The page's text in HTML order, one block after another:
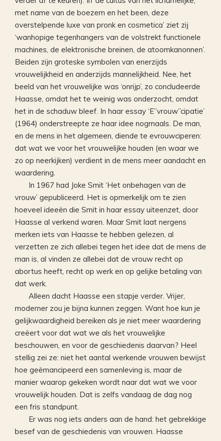
met name van de boezem en het been, deze
overstelpende luxe van pronk en cosmetica’ ziet zij
‘wanhopige tegenhangers van de volstrekt functionele
machines, de elektronische breinen, de atoomkanonnen’.
Beiden zijn groteske symbolen van enerzijds
vrouwelijkheid en anderzijds mannelijkheid. Nee, het
beeld van het vrouwelijke was ‘onrijp’, zo concludeerde
Haasse, omdat het te weinig was onderzocht, omdat
het in de schaduw bleef. In haar essay ‘E”vrouw”cipatie’
(1964) onderstreepte ze haar idee nogmaals. De man,
en de mens in het algemeen, diende te evrouwciperen:
dat wat we voor het vrouwelijke houden (en waar we
zo op neerkijken) verdient in de mens meer aandacht en
waardering.
In 1967 had Joke Smit ‘Het onbehagen van de
vrouw’ gepubliceerd. Het is opmerkelijk om te zien
hoeveel ideeën die Smit in haar essay uiteenzet, door
Haasse al verkend waren. Maar Smit laat nergens
merken iets van Haasse te hebben gelezen, al
verzetten ze zich allebei tegen het idee dat de mens de
man is, al vinden ze allebei dat de vrouw recht op
abortus heeft, recht op werk en op gelijke betaling van
dat werk.
Alleen dacht Haasse een stapje verder. Vrijer,
moderner zou je bijna kunnen zeggen. Want hoe kun je
gelijkwaardigheid bereiken als je niet meer waardering
creëert voor dat wat we als het vrouwelijke
beschouwen, en voor de geschiedenis daarvan? Heel
stellig zei ze: niet het aantal werkende vrouwen bewijst
hoe geëmancipeerd een samenleving is, maar de
manier waarop gekeken wordt naar dat wat we voor
vrouwelijk houden. Dat is zelfs vandaag de dag nog
een fris standpunt.
Er was nog iets anders aan de hand: het gebrekkige
besef van de geschiedenis van vrouwen. Haasse